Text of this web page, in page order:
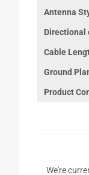
Antenna
Directional
Cable
Ground
Product
We're